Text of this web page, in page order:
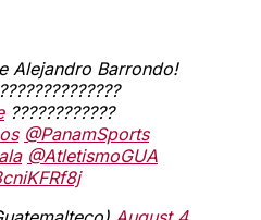
Alejandro Barrondo!
????????????
@PanamSports
@AtletismoGUA